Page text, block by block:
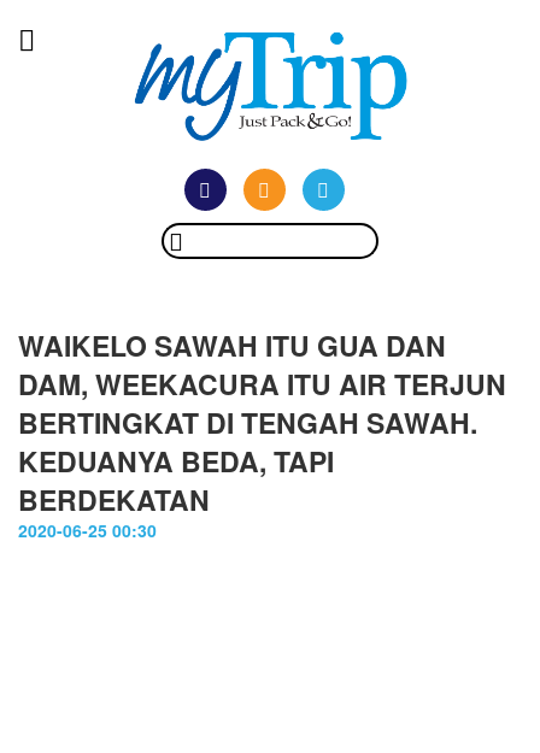
WAIKELO SAWAH ITU GUA DAN
DAM, WEEKACURA ITU AIR TERJUN
BERTINGKAT DI TENGAH SAWAH.
KEDUANYA BEDA, TAPI
BERDEKATAN
2020-06-25 00:30